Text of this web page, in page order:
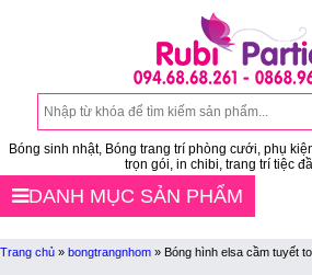
Bóng sinh nhật, Bóng trang trí phòng cưới, phụ
trọn gói, in chibi, trang trí tiệc
DANH MỤC SẢN PHẨM
Trang chủ » bongtrangnhom » Bóng hình elsa cầm tuyết to